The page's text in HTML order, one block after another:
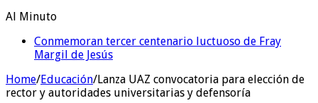
Al Minuto
Conmemoran tercer centenario luctuoso de Fray
Margil de Jesús
Home/Educación/Lanza UAZ convocatoria para elección de
rector y autoridades universitarias y defensoría